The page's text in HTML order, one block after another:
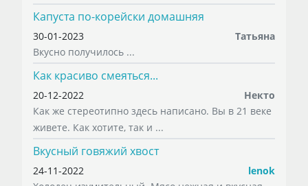
Капуста по-корейски домашняя
30-01-2023
Татьяна
Вкусно получилось ...
Как красиво смеяться...
20-12-2022
Некто
Как же стереотипно здесь написано. Вы в 21 веке
живете. Как хотите, так и ...
Вкусный говяжий хвост
24-11-2022
lenok